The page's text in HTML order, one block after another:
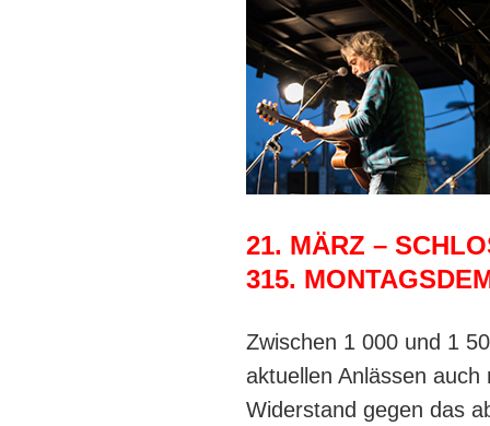
21. MÄRZ –
315.
Zwischen 1 000 und 1
aktuellen Anlässen
Widerstand gegen das